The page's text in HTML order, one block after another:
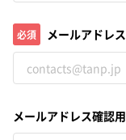
必須 メールアドレス
メールアドレス確認用